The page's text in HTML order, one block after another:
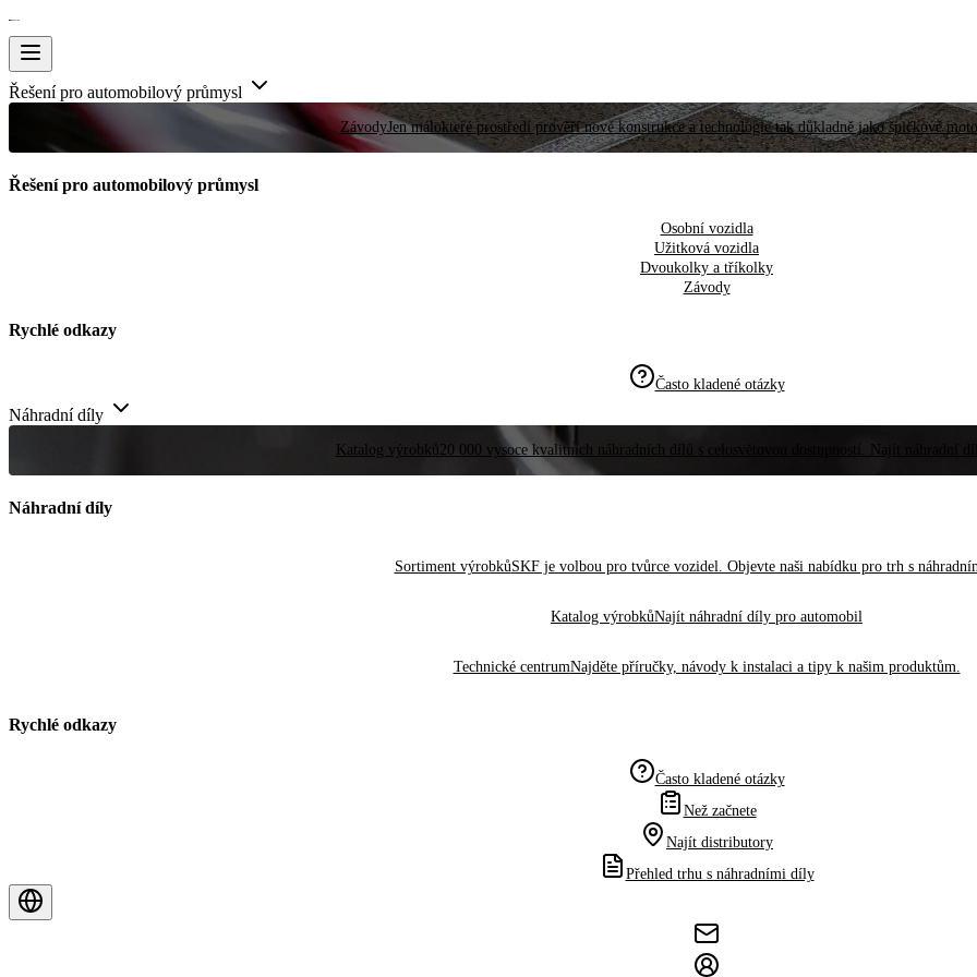
Řešení pro automobilový průmysl
ZávodyJen málokteré prostředí prověří nové konstrukce a technologie tak důkladně jako špičkové
Řešení pro automobilový průmysl
Osobní vozidla
Užitková vozidla
Dvoukolky a tříkolky
Závody
Rychlé odkazy
Často kladené otázky
Náhradní díly
Katalog výrobků20 000 vysoce kvalitních náhradních dílů s celosvětovou dostupností. Najít náhradní
Náhradní díly
Sortiment výrobkůSKF je volbou pro tvůrce vozidel. Objevte naši nabídku pro trh s
Katalog výrobkůNajít náhradní díly pro automobil
Technické centrumNajděte příručky, návody k instalaci a tipy k našim produktům.
Rychlé odkazy
Často kladené otázky
Než začnete
Najít distributory
Přehled trhu s náhradními díly